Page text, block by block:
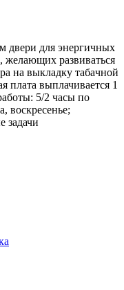
двери для энергичных
желающих развиваться
на выклaдку табaчной
плaта выплачиваeтся 1
5/2 часы по
воскресенье;
задачи